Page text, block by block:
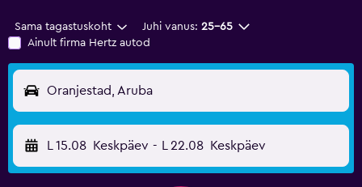
Sama tagastuskoht Juhi vanus: 25–65
Ainult firma Hertz autod
Oranjestad, Aruba
L 15.08 Keskpäev - L 22.08 Keskpäev